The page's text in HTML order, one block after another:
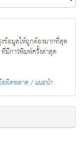
ข้อมูลให้ถูกต้องมากที่สุด
มีการพิมพ์ครั้งล่าสุด
อผิดพลาด / แนะนำ